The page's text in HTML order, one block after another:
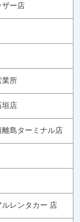
ザー店
業所
垣店
島ターミナル店
ルレンタカー 店